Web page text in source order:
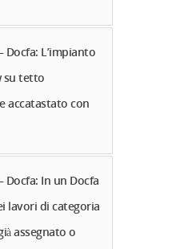
Docfa: L’impianto
su tetto
accatastato con
Docfa: In un Docfa
lavori di categoria
assegnato o